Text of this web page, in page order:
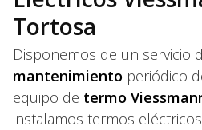
Tortosa
Disponemos de un servicio
mantenimiento periódico
equipo de termo
instalamos termos